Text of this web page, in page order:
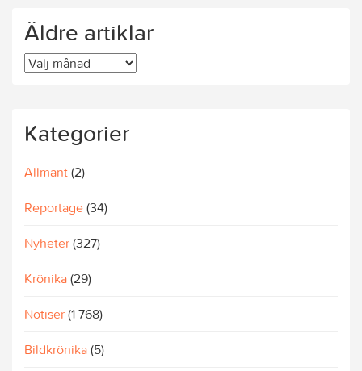
Äldre artiklar
Äldre
Kategorier
Allmänt (2)
Reportage (34)
Nyheter (327)
Krönika (29)
Notiser (1 768)
Bildkrönika (5)